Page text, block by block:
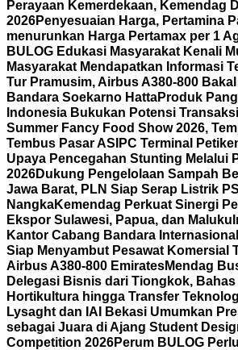
Perayaan Kemerdekaan, Kemendag
2026Penyesuaian Harga, Pertamina
menurunkan Harga Pertamax per 1
BULOG Edukasi Masyarakat Kenali
Masyarakat Mendapatkan Informasi
Tur Pramusim, Airbus A380-800
Bandara Soekarno HattaProduk
Indonesia Bukukan Potensi
Summer Fancy Food Show 2026,
Tembus Pasar AS IPC Terminal
Upaya Pencegahan Stunting Melalui
2026Dukung Pengelolaan Sampah
Jawa Barat, PLN Siap Serap Listrik
NangkaKemendag Perkuat Sinergi
Ekspor Sulawesi, Papua, dan Maluku
Kantor Cabang Bandara
Siap Menyambut Pesawat Komersial
Airbus A380-800 EmiratesMendag
Delegasi Bisnis dari Tiongkok,
Hortikultura hingga Transfer
Lysaght dan IAI Bekasi Umumkan
sebagai Juara di Ajang Student
Competition 2026Perum BULOG